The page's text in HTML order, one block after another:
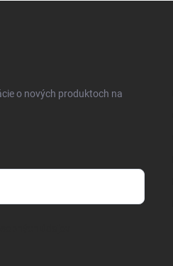
o nových produktoch na